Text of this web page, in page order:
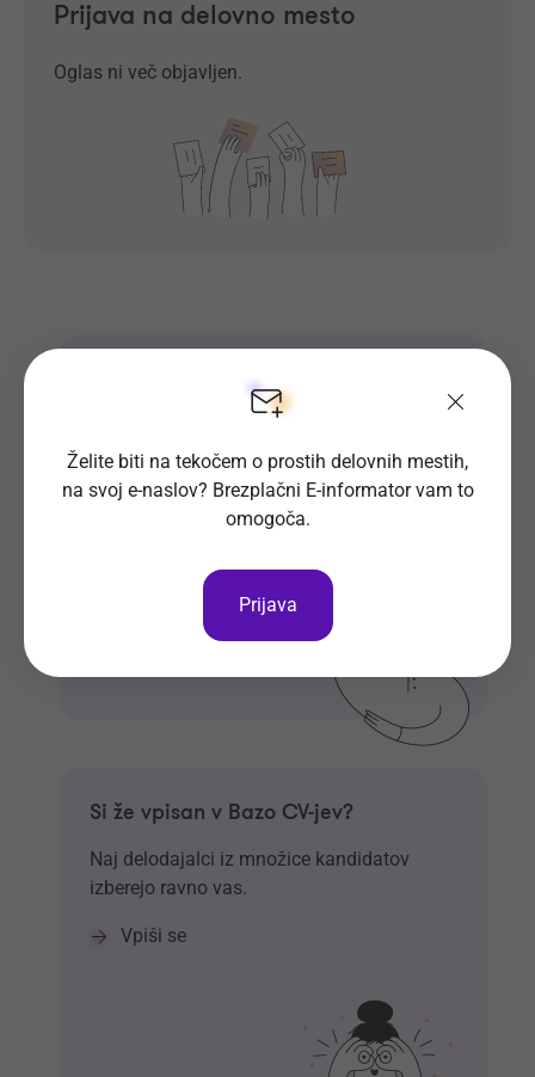
Prijava na delovno mesto
Oglas ni več objavljen.
Prosta delovna mesta direktno na
Prijavi se na E-informator.
Prijavi se
Si že vpisan v Bazo CV-jev?
Naj delodajalci iz množice kandidatov
izberejo ravno vas.
Vpiši se
Želite biti na tekočem o prostih delovnih mestih,
na svoj e-naslov? Brezplačni E-informator vam to
omogoča.
Prijava